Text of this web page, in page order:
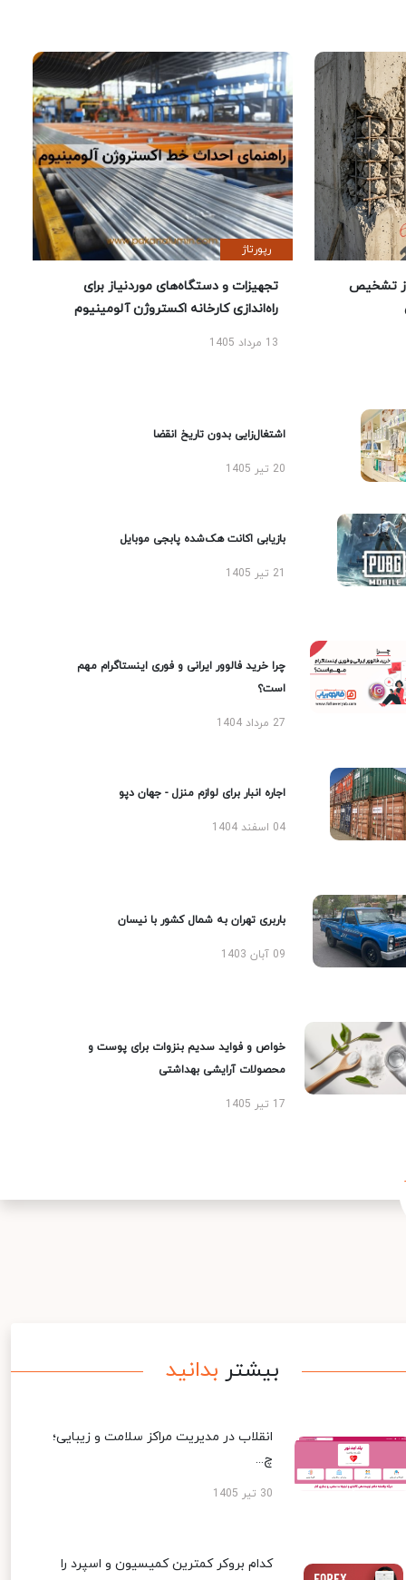
تشخیص
رپورتاژ
تجهیزات و دستگاه‌های موردنیاز برای
راه‌اندازی کارخانه اکستروژن آلومینیوم
13 مرداد 1405
اشتغال‌زایی بدون تاریخ انقضا
20 تیر 1405
بازیابی اکانت هک‌شده پابجی موبایل
چرا خرید فالوور ایرانی و فوری اینستاگرام مهم
است؟
27 مرداد 1404
اجاره انبار برای لوازم منزل - جهان دپو
04 اسفند 1404
باربری تهران به شمال کشور با نیسان
09 آبان 1403
خواص و فواید سدیم بنزوات برای پوست و
محصولات آرایشی بهداشتی
17 تیر 1405
بیشتر بدانید
انقلاب در مدیریت مراکز سلامت و زیبایی؛
چ...
30 تیر 1405
کدام بروکر کمترین کمیسیون و اسپرد را